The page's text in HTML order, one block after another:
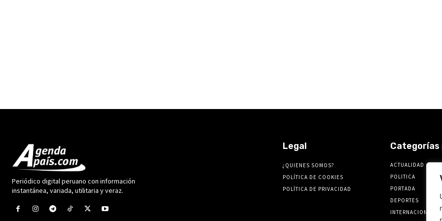
Periódico digital peruano con información
instantánea, variada, utilitaria y veraz.
Legal
¿QUIENES SOMOS?
POLÍTICA DE COOKIES
POLÍTICA DE PRIVACIDAD
Categorías
ACTUALIDAD
POLITICA
PORTADA
DEPORTES
INTERNACIONALES